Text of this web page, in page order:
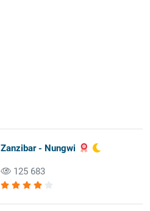
Zanzibar - Nungwi
125 683